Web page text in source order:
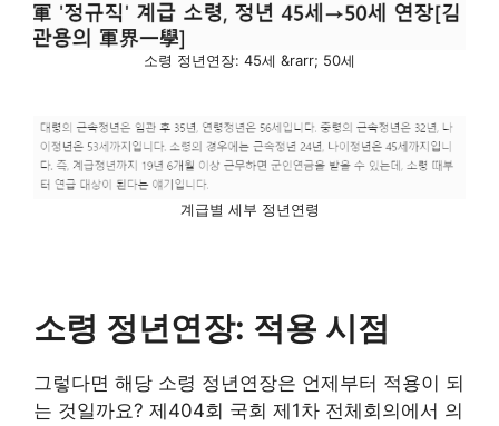
소령 정년연장: 45세 &rarr; 50세
계급별 세부 정년연령
소령 정년연장: 적용 시점
그렇다면 해당 소령 정년연장은 언제부터 적용이 되
는 것일까요? 제404회 국회 제1차 전체회의에서 의